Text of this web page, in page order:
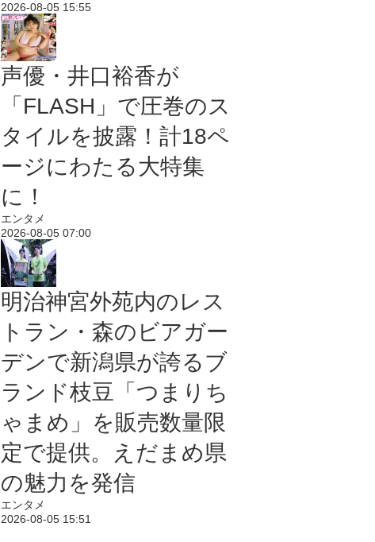
2026-08-05 15:55
声優・井口裕香が
「FLASH」で圧巻のス
タイルを披露！計18ペ
ージにわたる大特集
に！
エンタメ
2026-08-05 07:00
明治神宮外苑内のレス
トラン・森のビアガー
デンで新潟県が誇るブ
ランド枝豆「つまりち
ゃまめ」を販売数量限
定で提供。えだまめ県
の魅力を発信
エンタメ
2026-08-05 15:51